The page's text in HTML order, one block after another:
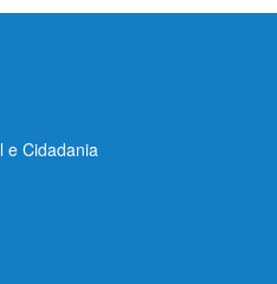
e Cidadania